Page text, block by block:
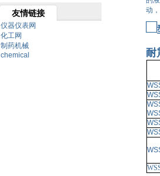
友情链接
仪器仪表网
化工网
制药机械
chemical
动
□
耐